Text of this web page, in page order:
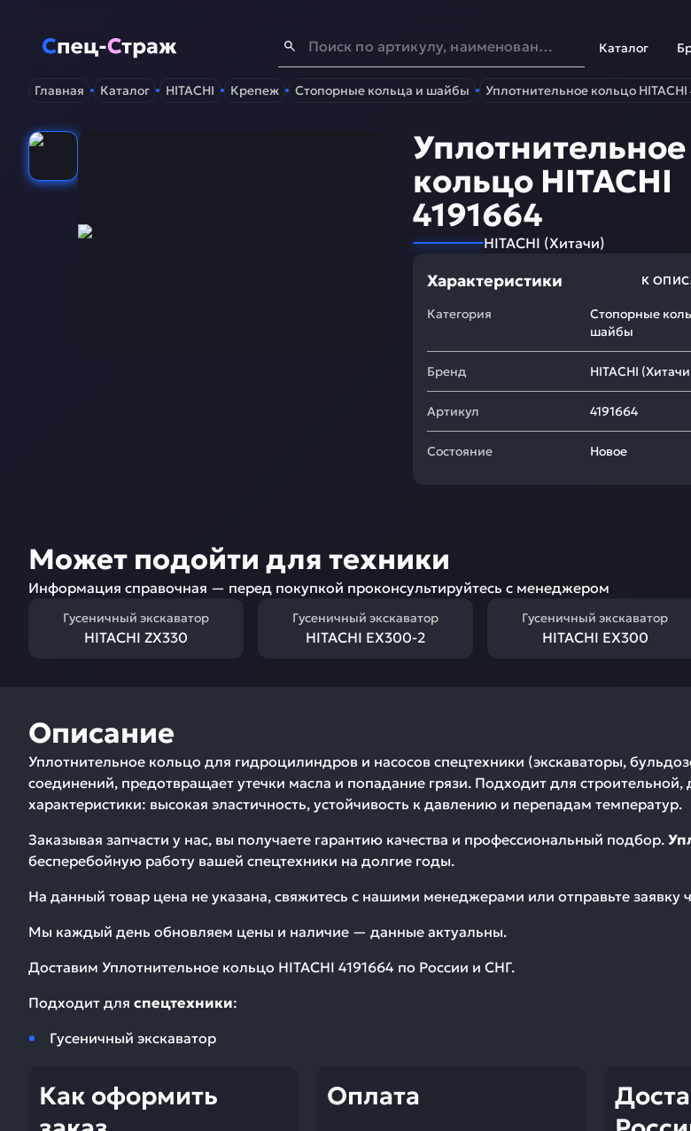
Спец-Страж - Запчасти для спецтехники
Каталог
Главная Каталог HITACHI Крепеж Стопорные кольца и шайбы Уплотнительное кольцо HITACHI
Уплотнительное
кольцо HITACHI
4191664
HITACHI (Хитачи)
Характеристики К
Категория
Стопорные
шайбы
Бренд HITACHI (Хитачи
Артикул 4191664
Состояние Новое
Может подойти для техники
Информация справочная — перед покупкой проконсультируйтесь с менеджером
Гусеничный экскаватор
HITACHI ZX330
Гусеничный экскаватор
HITACHI EX300-2
Гусеничный экскаватор
HITACHI EX300
Описание
Уплотнительное кольцо для гидроцилиндров и насосов спецтехники (экскаваторы,
соединений, предотвращает утечки масла и попадание грязи. Подходит для
характеристики: высокая эластичность, устойчивость к давлению и перепадам температур.
Заказывая запчасти у нас, вы получаете гарантию качества и профессиональный подбор.
бесперебойную работу вашей спецтехники на долгие годы.
На данный товар цена не указана, свяжитесь с нашими менеджерами или отправьте
Мы каждый день обновляем цены и наличие — данные актуальны.
Доставим Уплотнительное кольцо HITACHI 4191664 по России и СНГ.
Подходит для спецтехники:
Гусеничный экскаватор
Как оформить
Оплата